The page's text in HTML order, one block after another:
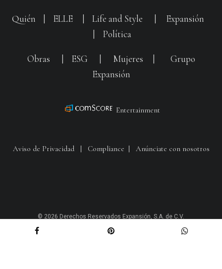
Quién ELLE Life and Style
Expansión
Política
Obras ESG Mujeres
Grupo
Expansión
Entertainment
Aviso de Privacidad| Compliance | Anúnciate con nosotros
© 2026 Derechos Reservados Expansión, S.A. de C.V.